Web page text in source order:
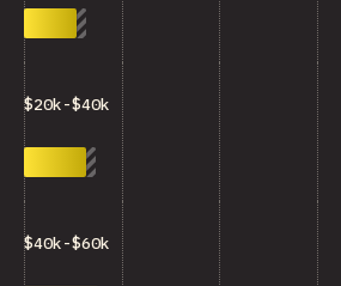
$20k-$40k
$40k-$60k